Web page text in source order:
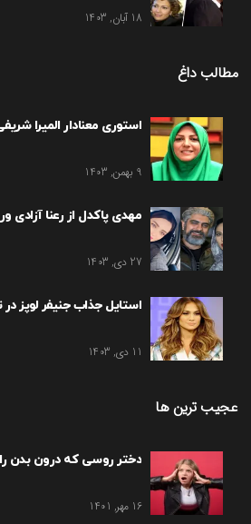
18 آبان, 1403
مطالب داغ
استوری معنادار المیرا
9 بهمن, 1403
مهدی پاکدل از رعنا آزادی
27 دی, 1403
استایل جذاب جنیفر لوپز
11 دی, 1403
عجیب ترین ها
دختر روسی که درون بدن
16 مهر, 1401